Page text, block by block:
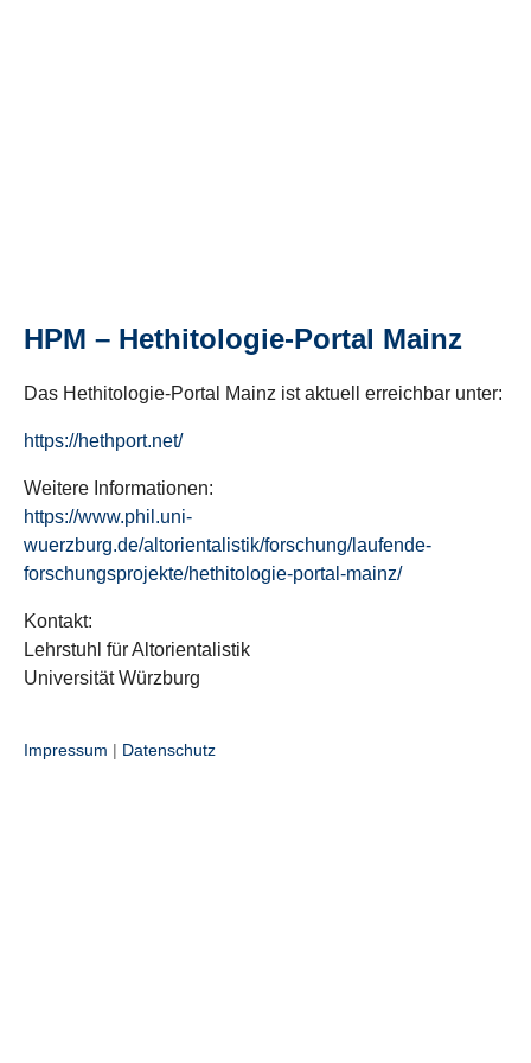
HPM – Hethitologie-Portal Mainz
Das Hethitologie-Portal Mainz ist aktuell erreichbar unter:
https://hethport.net/
Weitere Informationen:
https://www.phil.uni-
wuerzburg.de/altorientalistik/forschung/laufende-
forschungsprojekte/hethitologie-portal-mainz/
Kontakt:
Lehrstuhl für Altorientalistik
Universität Würzburg
Impressum | Datenschutz